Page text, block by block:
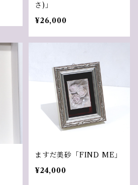
さ)」
¥26,000
ますだ美砂「FIND ME」
¥24,000